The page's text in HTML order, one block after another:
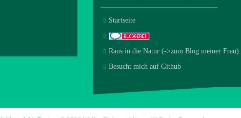
Startseite
Raus in die Natur (->zum Blog meiner Frau).
Besucht mich auf Github